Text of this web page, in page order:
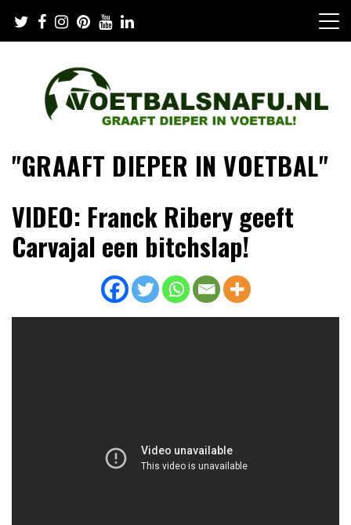
content
"GRAAFT DIEPER IN VOETBAL"
VIDEO: Franck Ribery geeft
Carvajal een bitchslap!